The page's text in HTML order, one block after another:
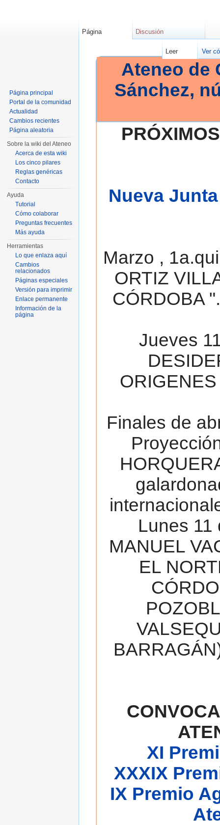
Ateneo de
Sánchez,
Nueva
Marzo ,
ORTIZ
CÓRDOBA
Jueves
Finales de
Lunes 11
MANUEL
EL
XI
XXXIX
IX Premio
Página Discusión
Leer Ver
Página principal
Portal de la comunidad
Actualidad
Cambios recientes
Página aleatoria
Sobre la wiki del Ateneo
Acerca de esta wiki
Los cinco pilares
Reglas genéricas
Contacto
Ayuda
Tutorial
Cómo colaborar
Preguntas frecuentes
Más ayuda
Herramientas
Lo que enlaza aquí
Cambios
relacionados
Páginas especiales
Versión para imprimir
Enlace permanente
Información de la
página